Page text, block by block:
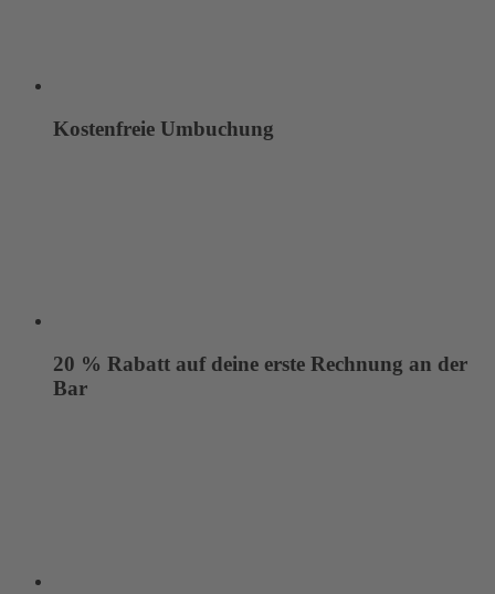
Kostenfreie Umbuchung
20 % Rabatt auf deine erste Rechnung an der
Bar